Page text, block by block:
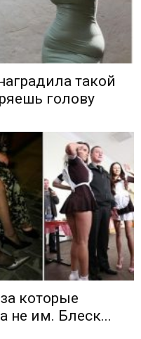
такой
голову
которые
не им. Блеск...